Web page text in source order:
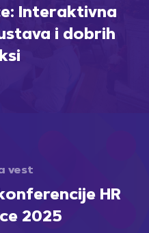
Interaktivna
i dobrih
vest
HR
2025